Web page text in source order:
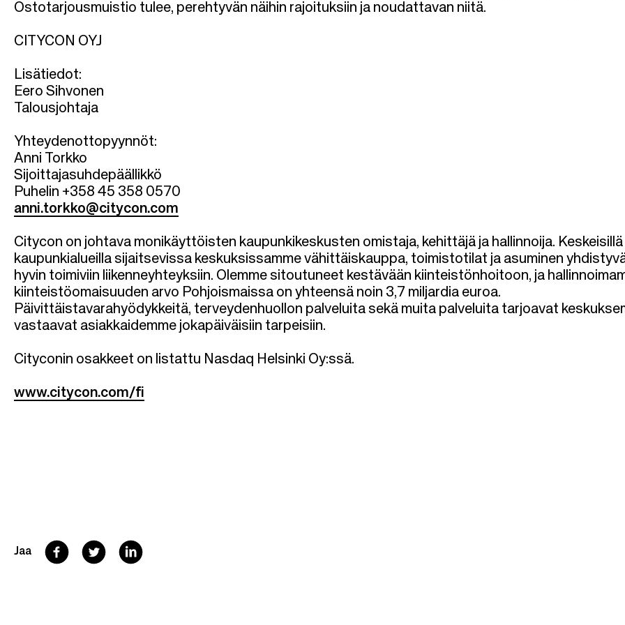
Ostotarjousmuistio tulee, perehtyvän näihin rajoituksiin ja noudattavan niitä.
CITYCON OYJ
Lisätiedot:
Eero Sihvonen
Talousjohtaja
Yhteydenottopyynnöt:
Anni Torkko
Sijoittajasuhdepäällikkö
Puhelin +358 45 358 0570
anni.torkko@citycon.com
Citycon on johtava monikäyttöisten kaupunkikeskusten omistaja, kehittäjä ja hallinnoija. Keskeisillä
kaupunkialueilla sijaitsevissa keskuksissamme vähittäiskauppa, toimistotilat ja asuminen
hyvin toimiviin liikenneyhteyksiin. Olemme sitoutuneet kestävään kiinteistönhoitoon, ja
kiinteistöomaisuuden arvo Pohjoismaissa on yhteensä noin 3,7 miljardia euroa.
Päivittäistavarahyödykkeitä, terveydenhuollon palveluita sekä muita palveluita tarjoavat
vastaavat asiakkaidemme jokapäiväisiin tarpeisiin.
Cityconin osakkeet on listattu Nasdaq Helsinki Oy:ssä.
www.citycon.com/fi
Jaa F T L